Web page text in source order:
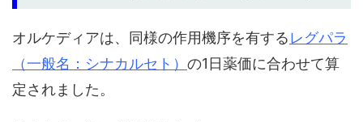
オルケディアは、同様の作用機序を有するレグパラ
（一般名：シナカルセト） の1日薬価に合わせて算
定されました。